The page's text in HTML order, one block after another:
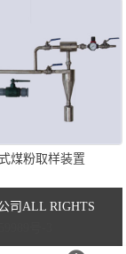
煤粉取样装置
司ALL RIGHTS